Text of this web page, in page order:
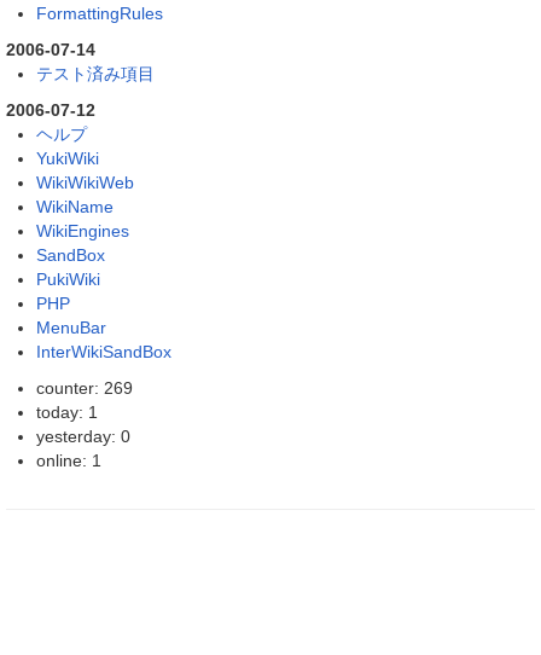
FormattingRules
2006-07-14
テスト済み項目
2006-07-12
ヘルプ
YukiWiki
WikiWikiWeb
WikiName
WikiEngines
SandBox
PukiWiki
PHP
MenuBar
InterWikiSandBox
counter: 269
today: 1
yesterday: 0
online: 1